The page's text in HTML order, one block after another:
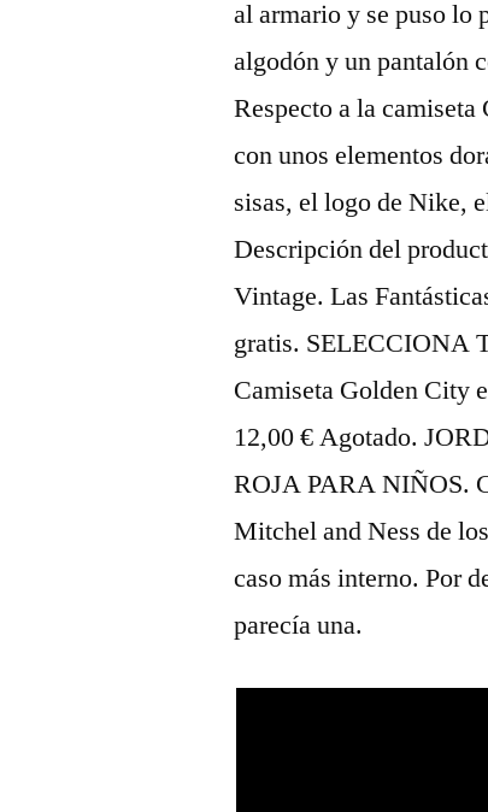
al armario y se puso lo
algodón y un pantalón
Respecto a la
con unos elementos
sisas, el logo de Nike,
Descripción del
Vintage. Las
gratis. SELECCIONA
Camiseta Golden City
12,00 € Agotado.
ROJA PARA NIÑOS.
Mitchel and Ness de
caso más interno. Por
parecía una.